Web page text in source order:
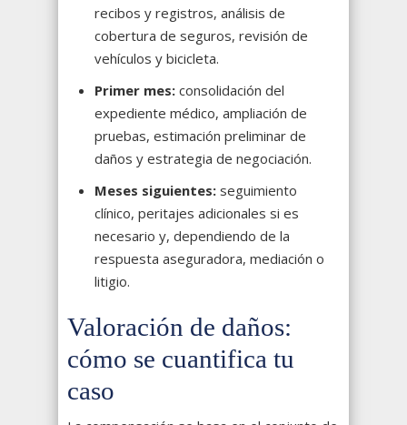
recibos y registros, análisis de
cobertura de seguros, revisión de
vehículos y bicicleta.
Primer mes: consolidación del
expediente médico, ampliación de
pruebas, estimación preliminar de
daños y estrategia de negociación.
Meses siguientes: seguimiento
clínico, peritajes adicionales si es
necesario y, dependiendo de la
respuesta aseguradora, mediación o
litigio.
Valoración de daños:
cómo se cuantifica tu
caso